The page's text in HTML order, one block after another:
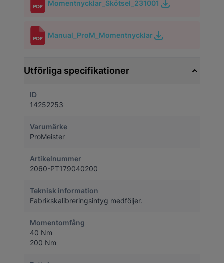
Momentnycklar_Skötsel_231001
Manual_ProM_Momentnycklar
Utförliga specifikationer
ID
14252253
Varumärke
ProMeister
Artikelnummer
2060-PT179040200
Teknisk information
Fabrikskalibreringsintyg medföljer.
Momentomfång
40 Nm
200 Nm